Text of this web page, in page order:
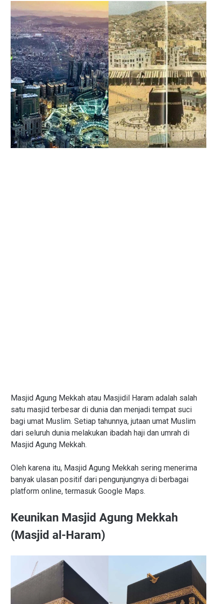
Masjid Agung Mekkah atau Masjidil Haram adalah salah
satu masjid terbesar di dunia dan menjadi tempat suci
bagi umat Muslim. Setiap tahunnya, jutaan umat Muslim
dari seluruh dunia melakukan ibadah haji dan umrah di
Masjid Agung Mekkah.
Oleh karena itu, Masjid Agung Mekkah sering menerima
banyak ulasan positif dari pengunjungnya di berbagai
platform online, termasuk Google Maps.
Keunikan Masjid Agung Mekkah
(Masjid al-Haram)